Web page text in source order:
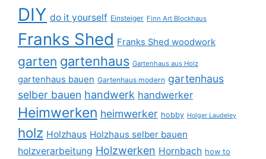
DIY do it yourself Einsteiger Finn Art Blockhaus
Franks Shed Franks Shed woodwork
garten gartenhaus Gartenhaus aus Holz
gartenhaus bauen Gartenhaus modern gartenhaus
selber bauen handwerk handwerker
Heimwerken heimwerker hobby Holger Laudeley
holz Holzhaus Holzhaus selber bauen
holzverarbeitung Holzwerken Hornbach how to